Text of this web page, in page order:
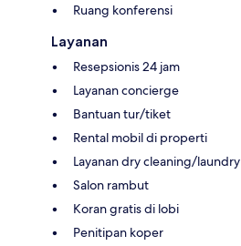
Ruang konferensi
Layanan
Resepsionis 24 jam
Layanan concierge
Bantuan tur/tiket
Rental mobil di properti
Layanan dry cleaning/laundry
Salon rambut
Koran gratis di lobi
Penitipan koper